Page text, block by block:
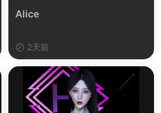
Alice
2天前